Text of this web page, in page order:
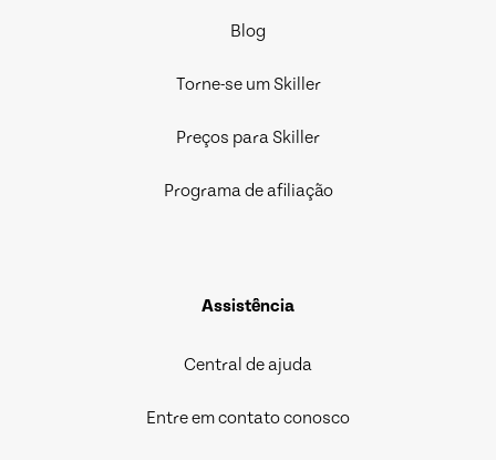
Blog
Torne-se um Skiller
Preços para Skiller
Programa de afiliação
Assistência
Central de ajuda
Entre em contato conosco